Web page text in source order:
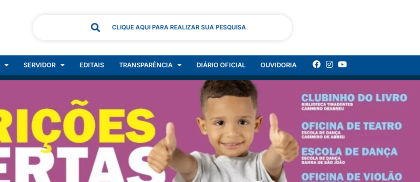
CLIQUE AQUI PARA REALIZAR SUA PESQUISA
SERVIDOR EDITAIS TRANSPARÊNCIA DIÁRIO OFICIAL OUVIDORIA